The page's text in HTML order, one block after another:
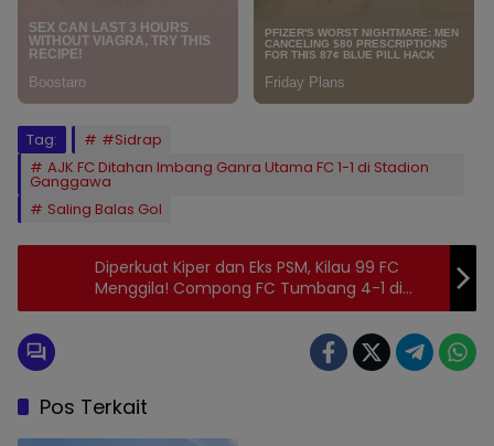
Tag:
#Sidrap
AJK FC Ditahan Imbang Ganra Utama FC 1-1 di Stadion
Ganggawa
Saling Balas Gol
Diperkuat Kiper dan Eks PSM, Kilau 99 FC
Menggila! Compong FC Tumbang 4-1 di
Sidrap Cup 2026
Pos Terkait